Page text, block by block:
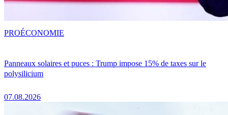
Panneaux solaires et puces : Trump impose 15% de taxes sur le
polysilicium
07.08.2026
PROÉCONOMIE